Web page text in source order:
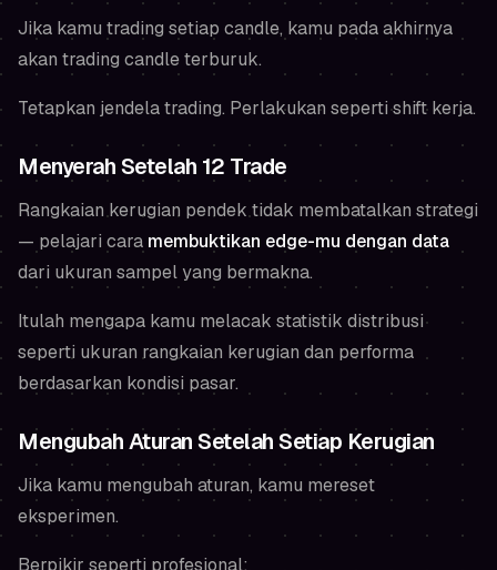
Jika kamu trading setiap candle, kamu pada akhirnya
akan trading candle terburuk.
Tetapkan jendela trading. Perlakukan seperti shift kerja.
Menyerah Setelah 12 Trade
Rangkaian kerugian pendek tidak membatalkan strategi
— pelajari cara membuktikan edge-mu dengan data
dari ukuran sampel yang bermakna.
Itulah mengapa kamu melacak statistik distribusi
seperti ukuran rangkaian kerugian dan performa
berdasarkan kondisi pasar.
Mengubah Aturan Setelah Setiap Kerugian
Jika kamu mengubah aturan, kamu mereset
eksperimen.
Berpikir seperti profesional: